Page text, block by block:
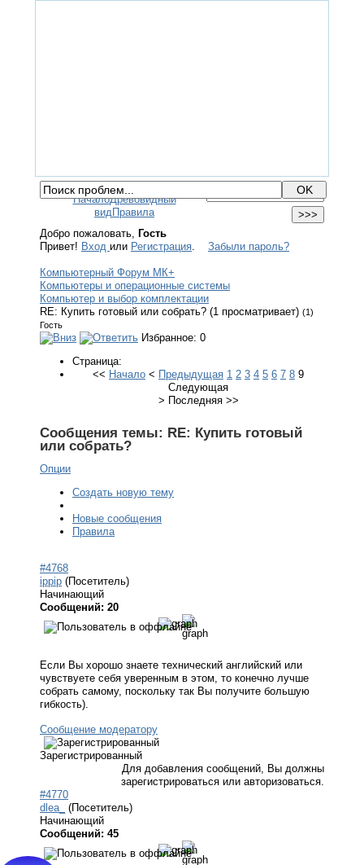
НачалоДревовидный
видПравила
Добро пожаловать, Гость
Привет! Вход или Регистрация. Забыли пароль?
Компьютерный Форум МК+
Компьютеры и операционные системы
Компьютер и выбор комплектации
RE: Купить готовый или собрать? (1 просматривает) (1)
Гость
Избранное: 0
Страница:
<< Начало < Предыдущая 1 2 3 4 5 6 7 8 9
Следующая
> Последняя>>
Сообщения темы: RE: Купить готовый
или собрать?
Опции
Создать новую тему
Новые сообщения
Правила
#4768
ippip (Посетитель)
Начинающий
Сообщений: 20
Если Вы хорошо знаете технический английский или
чувствуете себя уверенным в этом, то конечно лучше
собрать самому, поскольку так Вы получите большую
гибкость).
Сообщение модератору
Зарегистрированный
Для добавления сообщений, Вы должны
зарегистрироваться или авторизоваться.
#4770
dlea_
(Посетитель)
Начинающий
Сообщений: 45